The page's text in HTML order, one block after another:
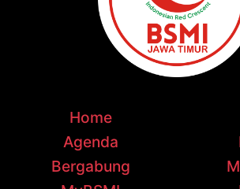
Home
Agenda
Bergabung